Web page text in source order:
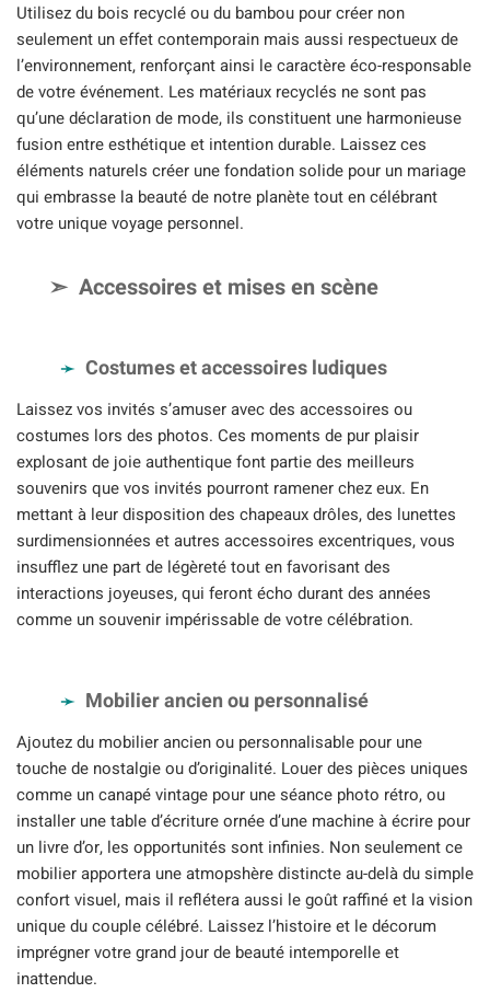
Utilisez du bois recyclé ou du bambou pour créer non
seulement un effet contemporain mais aussi respectueux de
l’environnement, renforçant ainsi le caractère éco-responsable
de votre événement. Les matériaux recyclés ne sont pas
qu’une déclaration de mode, ils constituent une harmonieuse
fusion entre esthétique et intention durable. Laissez ces
éléments naturels créer une fondation solide pour un mariage
qui embrasse la beauté de notre planète tout en célébrant
votre unique voyage personnel.
Accessoires et mises en scène
Costumes et accessoires ludiques
Laissez vos invités s’amuser avec des accessoires ou
costumes lors des photos. Ces moments de pur plaisir
explosant de joie authentique font partie des meilleurs
souvenirs que vos invités pourront ramener chez eux. En
mettant à leur disposition des chapeaux drôles, des lunettes
surdimensionnées et autres accessoires excentriques, vous
insufflez une part de légèreté tout en favorisant des
interactions joyeuses, qui feront écho durant des années
comme un souvenir impérissable de votre célébration.
Mobilier ancien ou personnalisé
Ajoutez du mobilier ancien ou personnalisable pour une
touche de nostalgie ou d’originalité. Louer des pièces uniques
comme un canapé vintage pour une séance photo rétro, ou
installer une table d’écriture ornée d’une machine à écrire pour
un livre d’or, les opportunités sont infinies. Non seulement ce
mobilier apportera une atmopshère distincte au-delà du simple
confort visuel, mais il reflétera aussi le goût raffiné et la vision
unique du couple célébré. Laissez l’histoire et le décorum
imprégner votre grand jour de beauté intemporelle et
inattendue.